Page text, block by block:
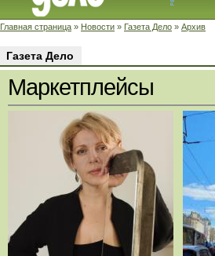
Главная страница » Новости » Газета Дело » Архив
Газета Дело
Маркетплейсы